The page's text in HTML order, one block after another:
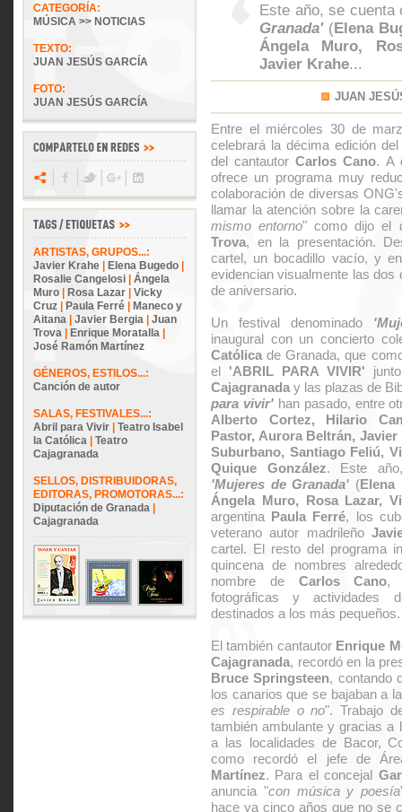
CATEGORÍA:
MÚSICA >> NOTICIAS
TEXTO:
JUAN JESÚS GARCÍA
FOTO:
JUAN JESÚS GARCÍA
ARTISTAS, GRUPOS...:
Javier Krahe
Elena Bugedo
Rosalie Cangelosi
Ángela
Muro
Rosa Lazar
Vicky
Cruz
Paula Ferré
Maneco y
Aitana
Javier Bergia
Juan
Trova
Enrique Moratalla
José Ramón Martínez
GÉNEROS, ESTILOS...:
Canción de autor
SALAS, FESTIVALES...:
Abril para Vivir
Teatro Isabel
la Católica
Teatro
Cajagranada
SELLOS, DISTRIBUIDORAS,
EDITORAS, PROMOTORAS...:
Diputación de Granada
Cajagranada
Este año, se
Granada'(Elena
Ángela Muro,
Javier Krahe...
JUAN
Entre el miércoles 30 de
celebrará la décima edición
del cantautorCarlos Cano. A
ofrece un programa muy
colaboración de diversas
llamar la atención sobre la
mismo entorno" como dijo el
Trova, en la presentación.
cartel, un bocadillo vacío, y
evidencian visualmente las
de aniversario.
Un festival denominado
inaugural con un concierto
Católica de Granada, que
el 'ABRIL PARA VIVIR'
Cajagranada y las plazas de
para vivir'han pasado, entre
Alberto Cortez, Hilario
Pastor, Aurora Beltrán,
Suburbano, Santiago Feliú,
Quique González. Este
'Mujeres de Granada' (Elena
Ángela Muro, Rosa Lazar,
argentina Paula Ferré, los
veterano autor madrileño
cartel. El resto del programa
quincena de nombres
nombre de Carlos Cano,
fotográficas y actividades
destinados a los más pequeños.
El también cantautor Enrique
Cajagranada, recordó en la
Bruce Springsteen, contando
los canarios que se bajaban a
es respirable o no". Trabajo
también ambulante y gracias a
a las localidades de Bacor,
como recordó el jefe de
Martínez. Para el concejal
anuncia "con música y poesía
hace ya cinco años que no se